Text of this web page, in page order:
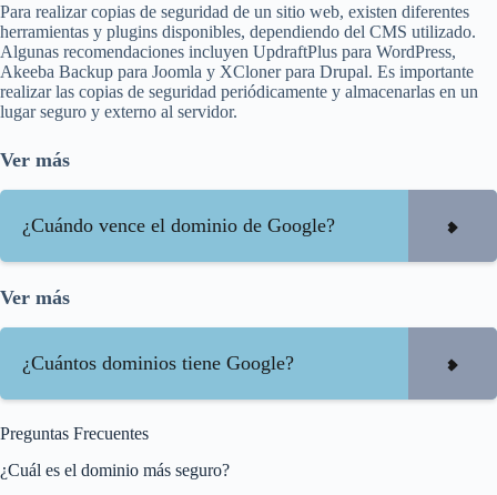
Para realizar copias de seguridad de un sitio web, existen diferentes
herramientas y plugins disponibles, dependiendo del CMS utilizado.
Algunas recomendaciones incluyen UpdraftPlus para WordPress,
Akeeba Backup para Joomla y XCloner para Drupal. Es importante
realizar las copias de seguridad periódicamente y almacenarlas en un
lugar seguro y externo al servidor.
Ver más
¿Cuándo vence el dominio de Google?
Ver más
¿Cuántos dominios tiene Google?
Preguntas Frecuentes
¿Cuál es el dominio más seguro?